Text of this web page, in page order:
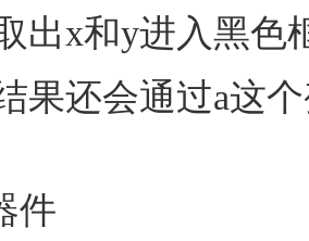
出x和y进入黑色
果还会通过a这
件